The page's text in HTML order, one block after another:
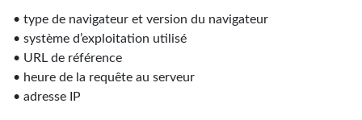
• type de navigateur et version du navigateur
• système d’exploitation utilisé
• URL de référence
• heure de la requête au serveur
• adresse IP